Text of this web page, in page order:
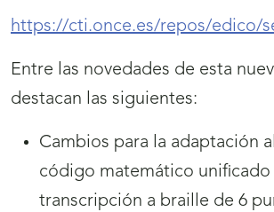
https://cti.once.es/repos/edico/
Entre las novedades de esta
destacan las siguientes:
Cambios para la adaptación
código matemático unificado
transcripción a braille de 6